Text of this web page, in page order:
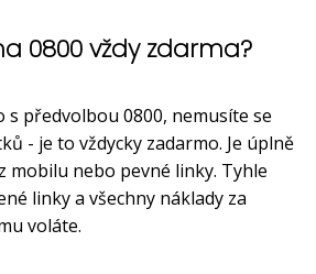
0800 vždy zdarma?
s předvolbou 0800, nemusíte se
- je to vždycky zadarmo. Je úplně
mobilu nebo pevné linky. Tyhle
linky a všechny náklady za
voláte.